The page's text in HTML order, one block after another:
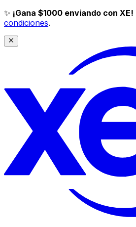
✨ ¡Gana $1000 enviando con XE!
condiciones.